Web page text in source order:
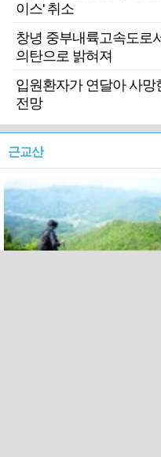
이스' 취소
창녕 중부내륙고속도로
의탄으로 밝혀져
입원환자가 연달아 사망
전망
근교산